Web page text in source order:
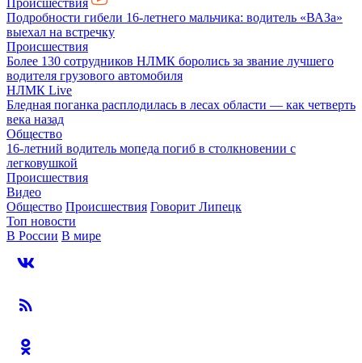
Происшествия
Подробности гибели 16-летнего мальчика: водитель «ВАЗа»
выехал на встречку
Происшествия
Более 130 сотрудников НЛМК боролись за звание лучшего
водителя грузового автомобиля
НЛМК Live
Бледная поганка расплодилась в лесах области — как четверть
века назад
Общество
16-летний водитель мопеда погиб в столкновении с
легковушкой
Происшествия
Видео
Общество Происшествия Говорит Липецк
Топ новости
В России В мире